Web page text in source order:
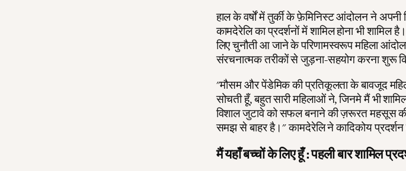
हाल के वर्षों में तुर्की के फ़ेमिनिस्ट आंदोलन ने अपनी
कामदेरेलि का प्रदर्शनों में शामिल होना भी
लिए चुनौती आ जाने के परिणामस्वरूप महिला
संरचनात्मक तरीकों से जुड़ना-सहयोग करना शुरू
"मौसम और पेंडेमिक की प्रतिकूलता के बावजूद
सोचती हूँ, बहुत सारी महिलाओं ने, जिनमे मैं भी
विशाल जुटावे को सफल बनाने की ज़रूरत महसूस
समझ से बाहर है।" कामदेरेलि ने कादिकोय प्रदर्शन
मैं यहाँ बच्चों के लिए हूँ : पहली बार शामिल